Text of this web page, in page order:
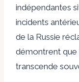
indépendantes
incidents
de la Russie
démontrent que
transcende